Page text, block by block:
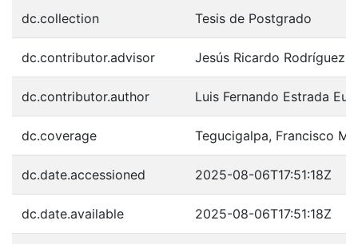
dc.collection Tesis de Postgrado
dc.contributor.advisor Jesús Ricardo Rodríguez
dc.contributor.author Luis Fernando Estrada
dc.coverage Tegucigalpa, Francisco
dc.date.accessioned 2025-08-06T17:51:18Z
dc.date.available 2025-08-06T17:51:18Z